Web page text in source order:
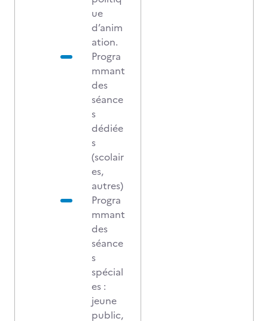
ue
d’anim
ation.
Progra
mmant
des
séance
s
dédiée
s
(scolair
es,
autres)
Progra
mmant
des
séance
s
spécial
es :
jeune
public,